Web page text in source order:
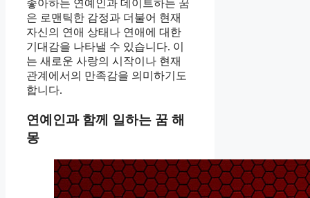
좋아하는 연예인과 데이트하는 꿈
은 로맨틱한 감정과 더불어 현재
자신의 연애 상태나 연애에 대한
기대감을 나타낼 수 있습니다. 이
는 새로운 사랑의 시작이나 현재
관계에서의 만족감을 의미하기도
합니다.
연예인과 함께 일하는 꿈 해
몽